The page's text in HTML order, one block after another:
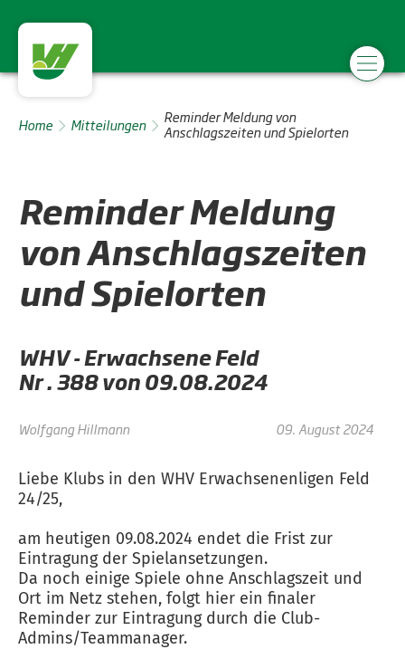
Home Mitteilungen
Reminder Meldung von
Anschlagszeiten und Spielorten
Reminder Meldung
von Anschlagszeiten
und Spielorten
WHV - Erwachsene Feld
Nr . 388 von 09.08.2024
Wolfgang Hillmann 09. August 2024
Liebe Klubs in den WHV Erwachsenenligen Feld
24/25,
am heutigen 09.08.2024 endet die Frist zur
Eintragung der Spielansetzungen.
Da noch einige Spiele ohne Anschlagszeit und
Ort im Netz stehen, folgt hier ein finaler
Reminder zur Eintragung durch die Club-
Admins/Teammanager.